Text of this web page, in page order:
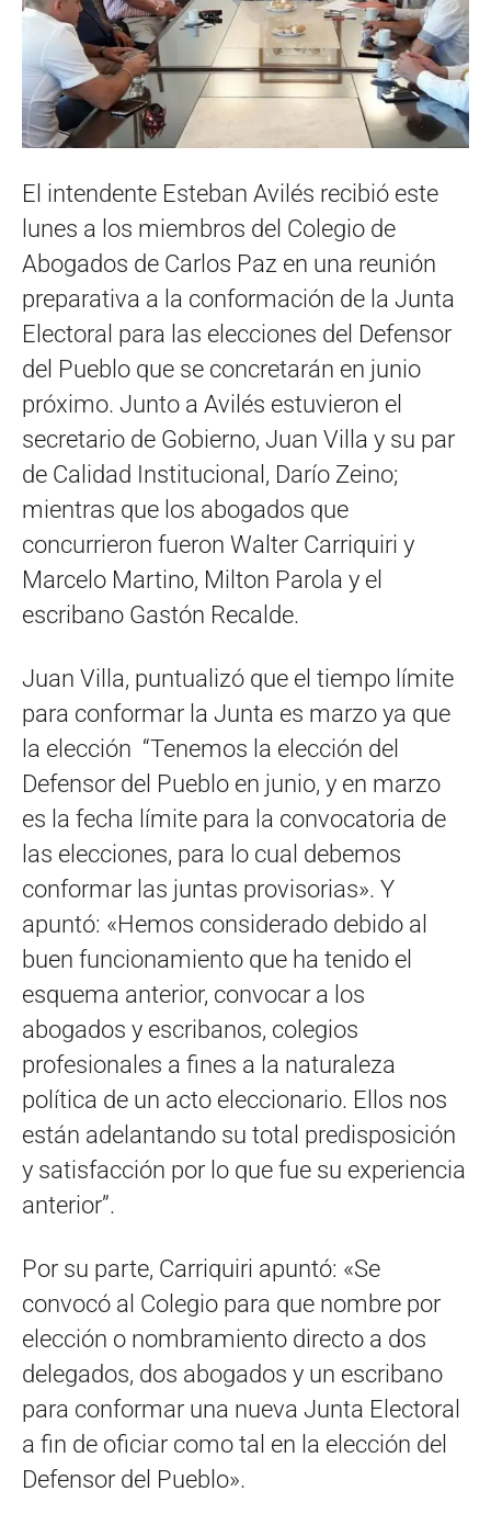
El intendente Esteban Avilés recibió este
lunes a los miembros del Colegio de
Abogados de Carlos Paz en una reunión
preparativa a la conformación de la Junta
Electoral para las elecciones del Defensor
del Pueblo que se concretarán en junio
próximo. Junto a Avilés estuvieron el
secretario de Gobierno, Juan Villa y su par
de Calidad Institucional, Darío Zeino;
mientras que los abogados que
concurrieron fueron Walter Carriquiri y
Marcelo Martino, Milton Parola y el
escribano Gastón Recalde.
Juan Villa, puntualizó que el tiempo límite
para conformar la Junta es marzo ya que
la elección “Tenemos la elección del
Defensor del Pueblo en junio, y en marzo
es la fecha límite para la convocatoria de
las elecciones, para lo cual debemos
conformar las juntas provisorias». Y
apuntó: «Hemos considerado debido al
buen funcionamiento que ha tenido el
esquema anterior, convocar a los
abogados y escribanos, colegios
profesionales a fines a la naturaleza
política de un acto eleccionario. Ellos nos
están adelantando su total predisposición
y satisfacción por lo que fue su experiencia
anterior”.
Por su parte, Carriquiri apuntó: «Se
convocó al Colegio para que nombre por
elección o nombramiento directo a dos
delegados, dos abogados y un escribano
para conformar una nueva Junta Electoral
a fin de oficiar como tal en la elección del
Defensor del Pueblo».